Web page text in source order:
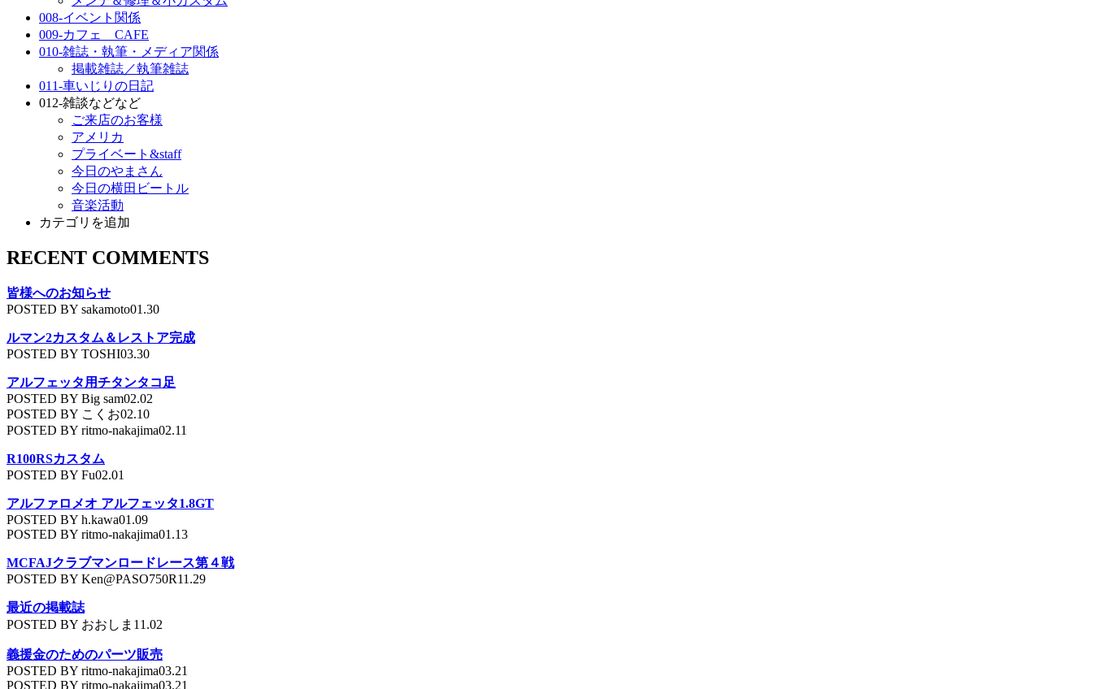
008-イベント関係
009-カフェ CAFE
010-雑誌・執筆・メディア関係
掲載雑誌／執筆雑誌
011-車いじりの日記
012-雑談などなど
ご来店のお客様
アメリカ
プライベート&staff
今日のやまさん
今日の横田ビートル
音楽活動
カテゴリを追加
RECENT COMMENTS
皆様へのお知らせ
POSTED BY sakamoto01.30
ルマン2カスタム＆レストア完成
POSTED BY TOSHI03.30
アルフェッタ用チタンタコ足
POSTED BY Big sam02.02
POSTED BY こくお02.10
POSTED BY ritmo-nakajima02.11
R100RSカスタム
POSTED BY Fu02.01
アルファロメオ アルフェッタ1.8GT
POSTED BY h.kawa01.09
POSTED BY ritmo-nakajima01.13
MCFAJクラブマンロードレース第４戦
POSTED BY Ken@PASO750R11.29
最近の掲載誌
POSTED BY おおしま11.02
義援金のためのパーツ販売
POSTED BY ritmo-nakajima03.21
POSTED BY ritmo-nakajima03.21